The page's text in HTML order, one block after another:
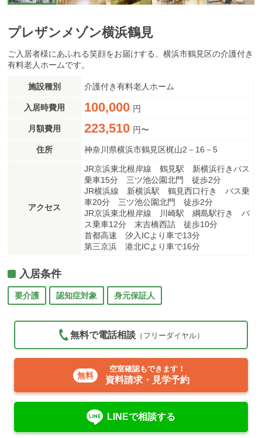
プレザンメゾン横浜鶴見
ご入居者様にあふれる笑顔をお届けする、横浜市鶴見区の介護付き
有料老人ホームです。
施設種別 介護付き有料老人ホーム
入居時費用 100,000 円
月額費用 223,510 円〜
住所 神奈川県横浜市鶴見区梶山2－16－5
アクセス
JR京浜東北根岸線 鶴見駅 新横浜行きバス
乗車15分 三ツ池公園北門 徒歩2分
JR横浜線 新横浜駅 鶴見西口行き バス乗
車20分 三ツ池公園北門 徒歩2分
JR京浜東北根岸線 川崎駅 綱島駅行き バ
ス乗車12分 末吉橋西詰 徒歩10分
首都高速 汐入ICより車で13分
第三京浜 港北ICより車で16分
入居条件
要介護 認知症対象 身元保証人
無料で電話相談（フリーダイヤル）
空室確認もできます！
資料請求・見学予約
LINEで相談する